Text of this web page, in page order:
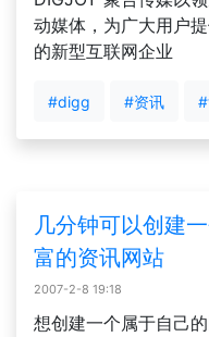
动媒体，为广大用户
的新型互联网企业
#digg #资讯
几分钟可以创建
富的资讯网站
2007-2-8 19:18
想创建一个属于自己